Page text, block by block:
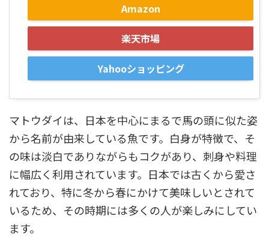
Amazon
楽天市場
Yahooショッピング
マトウダイは、日本を中心にまるで馬の頭に似た姿
から名前が由来している魚です。白身が特徴で、そ
の味は淡白でありながらもコクがあり、刺身や料理
に幅広く利用されています。日本では古くから愛さ
れており、特に冬から春にかけて美味しいとされて
いるため、その時期には多くの人が楽しみにしてい
ます。